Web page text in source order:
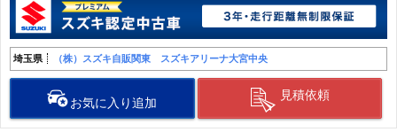
埼玉県 （株）スズキ自販関東 スズキアリーナ大宮中央
お気に入り追加
見積依頼